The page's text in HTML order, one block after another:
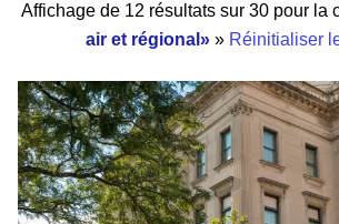
Affichage de 12 résultats sur 30 pour la
air et régional
» Réinitialiser
Bienvenue dans votre road trip «